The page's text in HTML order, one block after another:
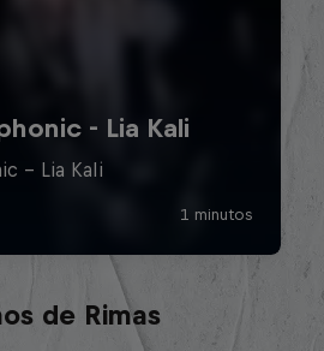
Nueva Historia:
de Rimas